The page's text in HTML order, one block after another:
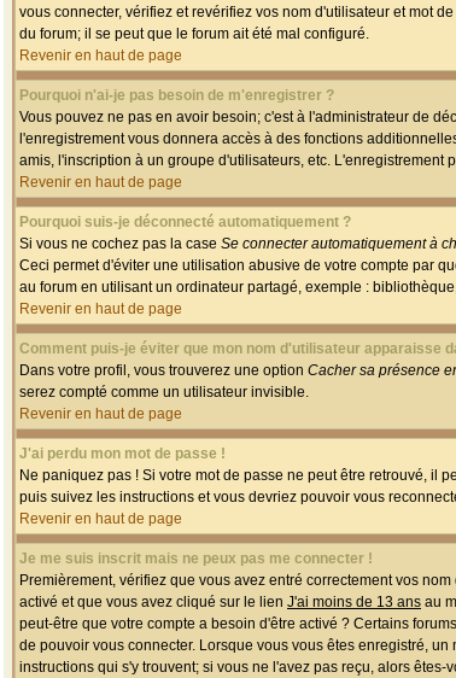
vous connecter, vérifiez et revérifiez vos nom d'utilisateur et mot
du forum; il se peut que le forum ait été mal configuré.
Revenir en haut de page
Pourquoi n'ai-je pas besoin de m'enregistrer ?
Vous pouvez ne pas en avoir besoin; c'est à l'administrateur de
l'enregistrement vous donnera accès à des fonctions
amis, l'inscription à un groupe d'utilisateurs, etc.
Revenir en haut de page
Pourquoi suis-je déconnecté automatiquement ?
Si vous ne cochez pas la case Se connecter automatiquement à
Ceci permet d'éviter une utilisation abusive de votre compte par
au forum en utilisant un ordinateur partagé, exemple :
Revenir en haut de page
Comment puis-je éviter que mon nom d'utilisateur apparaisse
Dans votre profil, vous trouverez une option Cacher sa présence
serez compté comme un utilisateur invisible.
Revenir en haut de page
J'ai perdu mon mot de passe !
Ne paniquez pas ! Si votre mot de passe ne peut être retrouvé, il
puis suivez les instructions et vous devriez pouvoir vous
Revenir en haut de page
Je me suis inscrit mais ne peux pas me connecter !
Premièrement, vérifiez que vous avez entré correctement vos
activé et que vous avez cliqué sur le lien J'ai moins de 13 ans au
peut-être que votre compte a besoin d'être activé ? Certains
de pouvoir vous connecter. Lorsque vous vous êtes enregistré,
instructions qui s'y trouvent; si vous ne l'avez pas reçu, alors